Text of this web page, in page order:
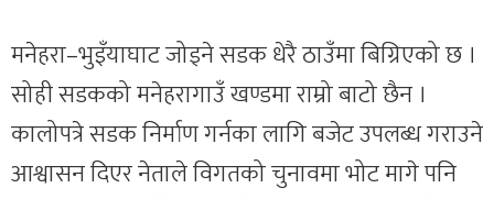
मनेहरा–भुइँयाघाट जोड्ने सडक धेरै ठाउँमा बिग्रिएको छ ।
सोही सडकको मनेहरागाउँ खण्डमा राम्रो बाटो छैन ।
कालोपत्रे सडक निर्माण गर्नका लागि बजेट उपलब्ध गराउने
आश्वासन दिएर नेताले विगतको चुनावमा भोट मागे पनि